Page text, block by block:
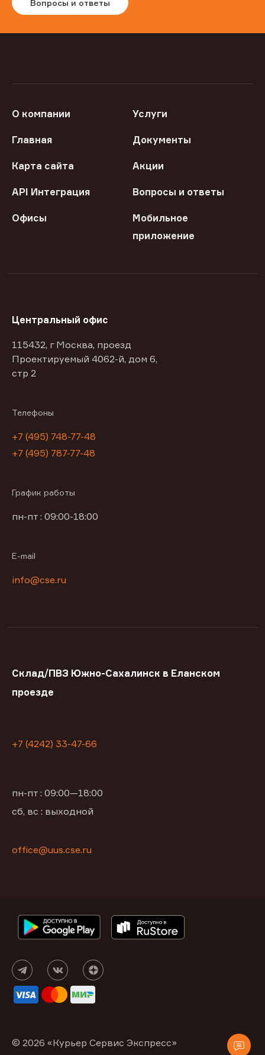
Вопросы и ответы
О компании Услуги
Главная Документы
Карта сайта Акции
API Интеграция Вопросы и ответы
Офисы
Мобильное
приложение
Центральный офис
115432, г Москва, проезд
Проектируемый 4062-й, дом 6,
стр 2
Телефоны
+7 (495) 748-77-48
+7 (495) 787-77-48
График работы
пн-пт : 09:00-18:00
E-mail
info@cse.ru
Склад/ПВЗ Южно-Сахалинск в Еланском
проезде
+7 (4242) 33-47-66
пн-пт : 09:00—18:00
сб, вс : выходной
office@uus.cse.ru
© 2026 «Курьер Сервис Экспресс»